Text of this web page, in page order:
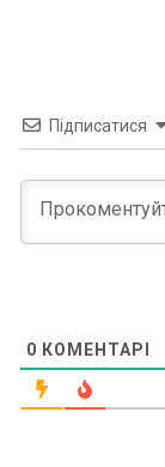
Підписатися
0 КОМЕНТАРІ